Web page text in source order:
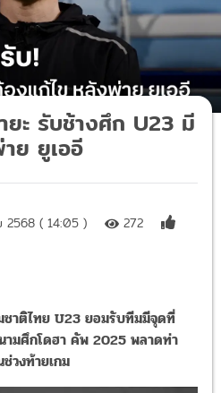
ะ รับช้างศึก U23 มี
ย ยูเออี
2568 ( 14:05 ) 272
ชาติไทย U23 ยอมรับทีมมีจุดที่
ามศึกโดฮา คัพ 2025 พลาดท่า
วงท้ายเกม